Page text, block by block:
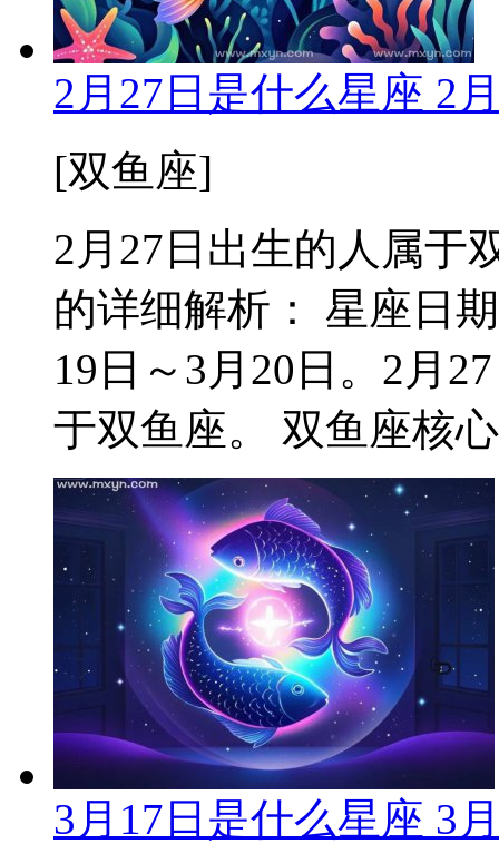
2月27日是什么星座 2
[双鱼座]
2月27日出生的人属于
的详细解析： 星座日
19日～3月20日。2月
于双鱼座。 双鱼座核
3月17日是什么星座 3